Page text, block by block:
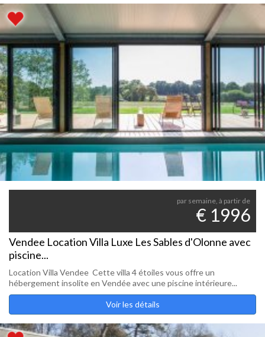
par semaine, à partir de
€ 1996
Vendee Location Villa Luxe Les Sables d'Olonne avec
piscine...
Location Villa Vendee Cette villa 4 étoiles vous offre un
hébergement insolite en Vendée avec une piscine intérieure...
Voir les détails